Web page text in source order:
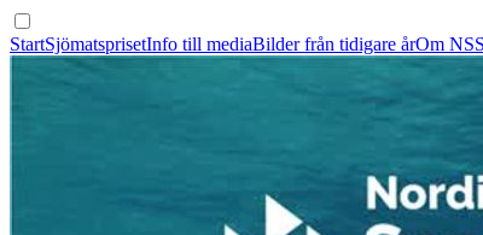
StartSjömatsprisetInfo till mediaBilder från tidigare årOm NSS